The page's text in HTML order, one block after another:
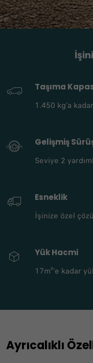
DUCATO VAN
kapasitesiyle
Taşıma
1.450 kg’a
Gelişmiş
Seviye 2
Esneklik
İşinize özel
Yük Hacmi
17m³'e kadar
Ayrıcalıklı